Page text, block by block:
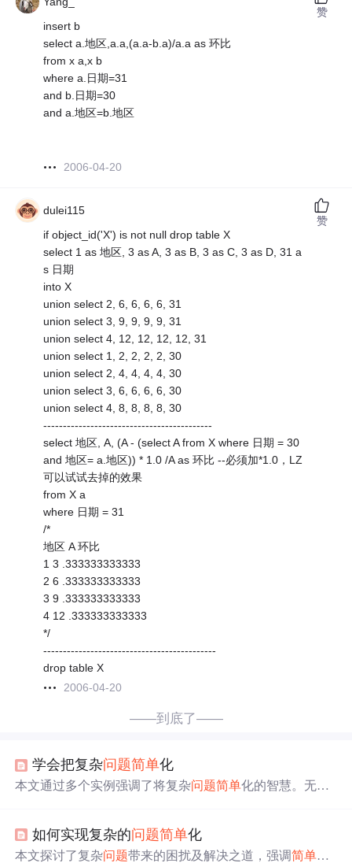
insert b
select a.地区,a.a,(a.a-b.a)/a.a as 环比
from x a,x b
where a.日期=31
and b.日期=30
and a.地区=b.地区
2006-04-20
赞
dulei115
if object_id('X') is not null drop table X
select 1 as 地区, 3 as A, 3 as B, 3 as C, 3 as D, 31 a
s 日期
into X
union select 2, 6, 6, 6, 6, 31
union select 3, 9, 9, 9, 9, 31
union select 4, 12, 12, 12, 12, 31
union select 1, 2, 2, 2, 2, 30
union select 2, 4, 4, 4, 4, 30
union select 3, 6, 6, 6, 6, 30
union select 4, 8, 8, 8, 8, 30
-------------------------------------------
select 地区, A, (A - (select A from X where 日期 = 30
and 地区= a.地区)) * 1.0 /A as 环比 --必须加*1.0，LZ
可以试试去掉的效果
from X a
where 日期 = 31
/*
地区 A 环比
1 3 .333333333333
2 6 .333333333333
3 9 .333333333333
4 12 .333333333333
*/
--------------------------------------------
drop table X
2006-04-20
赞
——到底了——
学会把复杂问题简单化
本文通过多个实例强调了将复杂问题简单化的智慧。无论
章提倡在面对问题时，寻找最合适的解决之道，避免过度
复杂化，从而提高效率和成功率。
如何实现复杂的问题简单化
本文探讨了复杂问题带来的困扰及解决之道，强调简单化